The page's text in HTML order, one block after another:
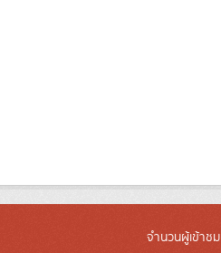
จำนวนผู้เข้าชม